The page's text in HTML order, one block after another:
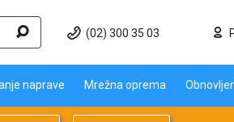
(02) 300 35 03
naprave Mrežna oprema